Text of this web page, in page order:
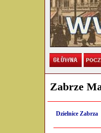
Zabrze
Dzielnice Zabrza